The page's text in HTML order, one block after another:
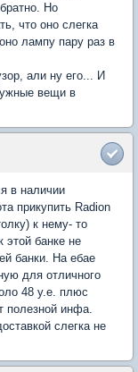
Но
что оно слегка
лампу пару раз в
али ну его... И
вещи в
в наличии
прикупить Radion
к нему- то
этой банке не
банки. На ебае
для отличного
48 у.е. плюс
полезной инфа.
слегка не